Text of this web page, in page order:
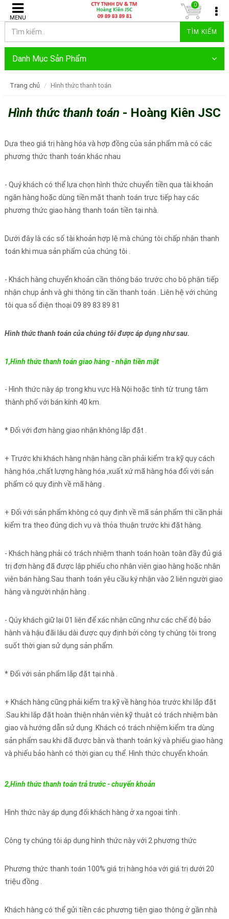
MENU
TÌM KIẾM
0
Danh Mục Sản Phẩm
Trang chủ Hình thức thanh toán
Hình thức thanh toán - Hoàng Kiên JSC
Dựa theo giá trị hàng hóa và hợp đồng của sản phẩm mà có các
phương thức thanh toán khác nhau
- Quý khách có thể lựa chọn hình thức chuyển tiền qua tài khoản
ngân hàng hoặc dùng tiền mặt thanh toán trực tiếp hay các
phương thức giao hàng thanh toán tiền tại nhà.
Dưới đây là các số tài khoản hợp lệ mà chúng tôi chấp nhận thanh
toán khi mua sản phẩm của chúng tôi .
- Khách hàng chuyển khoản cần thông báo trước cho bộ phận tiếp
nhận chụp ảnh và ghi thông tin cần thanh toán . Liên hệ với chúng
tôi qua số điện thoại 09 89 83 89 81
Hình thức thanh toán của chúng tôi được áp dụng như sau.
1,Hình thức thanh toán giao hàng - nhận tiền mặt
- Hình thức này áp trong khu vực Hà Nội hoặc tính từ trung tâm
thành phố với bán kính 40 km.
* Đối với đơn hàng giao nhận không lắp đặt .
+ Trước khi khách hàng nhận hàng cần phải kiểm tra kỹ quy cách
hàng hóa ,chất lượng hàng hóa ,xuất xứ mã hàng hóa đối với sản
phẩm có quy định về mã hàng .
+ Đối với sản phẩm không có quy định về mã sản phẩm thì cần phải
kiểm tra theo đúng dịch vụ và thỏa thuận trước khi đặt hàng.
- Khách hàng phải có trách nhiệm thanh toán hoàn toàn đầy đủ giá
trị đơn hàng đã được lập phiếu cho nhân viên giao hàng hoặc nhân
viên bán hàng.Sau thanh toán yêu cầu ký nhận vào 2 liên người giao
hàng và người nhận hàng .
- Qúy khách giữ lại 01 liên để xác nhận cũng như các chế độ bảo
hành và hậu đãi lâu dài được quy định bởi công ty chúng tôi trong
suốt thời gian sử dụng sản phẩm.
* Đối với sản phẩm lắp đặt tại nhà .
+ Khách hàng cũng phải kiểm tra kỹ về hàng hóa trước khi lắp đặt
.Sau khi lắp đặt hoàn thiện nhân viên kỹ thuật có trách nhiệm bàn
giao và hướng dẫn sử dụng .Khách có trách nhiệm kiểm tra dùng
sản phẩm sau khi đã được bàn và thanh toán ký và phiếu giao hàng
và phiếu bảo hành có thời gian cụ thể. Hình thức chuyển khoản.
2,Hình thức thanh toán trả trước - chuyển khoản
Hình thức này áp dụng đối khách hàng ở xa ngoại tỉnh .
Công ty chúng tôi áp dụng hình thức này với 2 phương thức
Phương thức thanh toán 100% giá trị hàng hóa với giá trị dưới 20
triệu đồng .
Khách hàng có thể gửi tiền các phương tiện giao thông ở gần nhà